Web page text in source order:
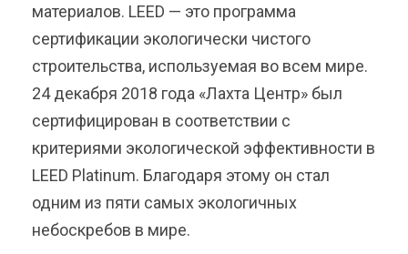
материалов. LEED — это программа
сертификации экологически чистого
строительства, используемая во всем мире.
24 декабря 2018 года «Лахта Центр» был
сертифицирован в соответствии с
критериями экологической эффективности в
LEED Platinum. Благодаря этому он стал
одним из пяти самых экологичных
небоскребов в мире.